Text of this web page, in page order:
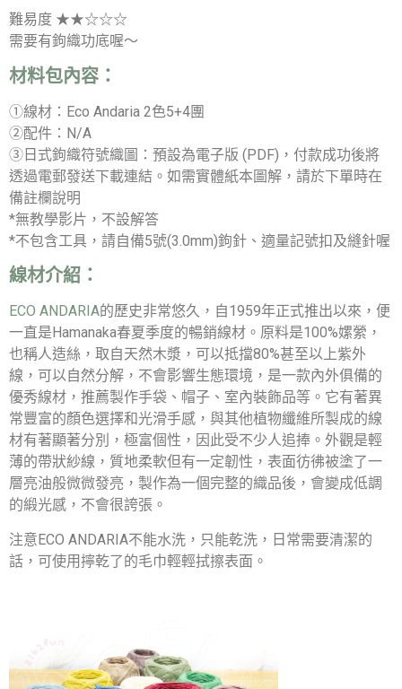
難易度 ★★☆☆☆
需要有鉤織功底喔～
材料包內容：
①線材：Eco Andaria 2色5+4團
②配件：N/A
③日式鉤織符號織圖：預設為電子版 (PDF)，付款成功後將
透過電郵發送下載連結。如需實體紙本圖解，請於下單時在
備註欄說明
*無教學影片，不設解答
*不包含工具，請自備5號(3.0mm)鉤針、適量記號扣及縫針喔
線材介紹：
ECO ANDARIA的歷史非常悠久，自1959年正式推出以來，便
一直是Hamanaka春夏季度的暢銷線材。原料是100%嫘縈，
也稱人造絲，取自天然木漿，可以抵擋80%甚至以上紫外
線，可以自然分解，不會影響生態環境，是一款內外俱備的
優秀線材，推薦製作手袋、帽子、室內裝飾品等。它有著異
常豐富的顏色選擇和光滑手感，與其他植物纖維所製成的線
材有著顯著分別，極富個性，因此受不少人追捧。外觀是輕
薄的帶狀紗線，質地柔軟但有一定韌性，表面彷彿被塗了一
層亮油般微微發亮，製作為一個完整的織品後，會變成低調
的緞光感，不會很誇張。
注意ECO ANDARIA不能水洗，只能乾洗，日常需要清潔的
話，可使用擰乾了的毛巾輕輕拭擦表面。